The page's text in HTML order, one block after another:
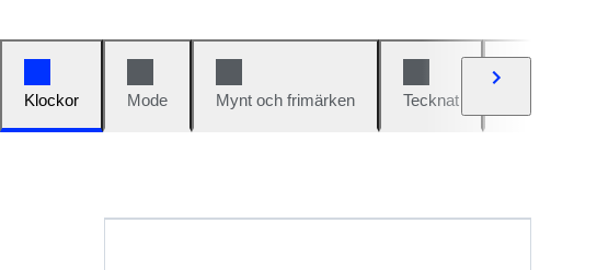
Klockor Mode Mynt och frimärken Tecknat